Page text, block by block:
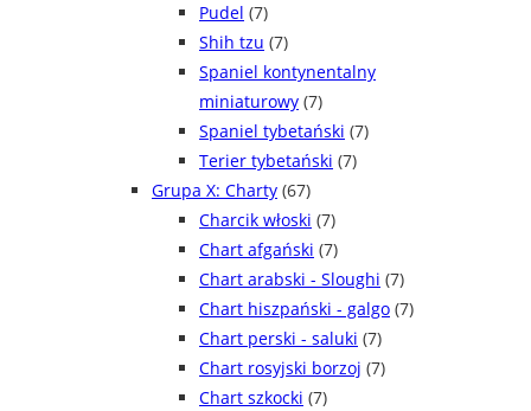
Pudel (7)
Shih tzu (7)
Spaniel kontynentalny
miniaturowy (7)
Spaniel tybetański (7)
Terier tybetański (7)
Grupa X: Charty (67)
Charcik włoski (7)
Chart afgański (7)
Chart arabski - Sloughi (7)
Chart hiszpański - galgo (7)
Chart perski - saluki (7)
Chart rosyjski borzoj (7)
Chart szkocki (7)